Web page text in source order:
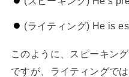
(ライティング) He is
このように、スピーキン
ですが、ライティングで